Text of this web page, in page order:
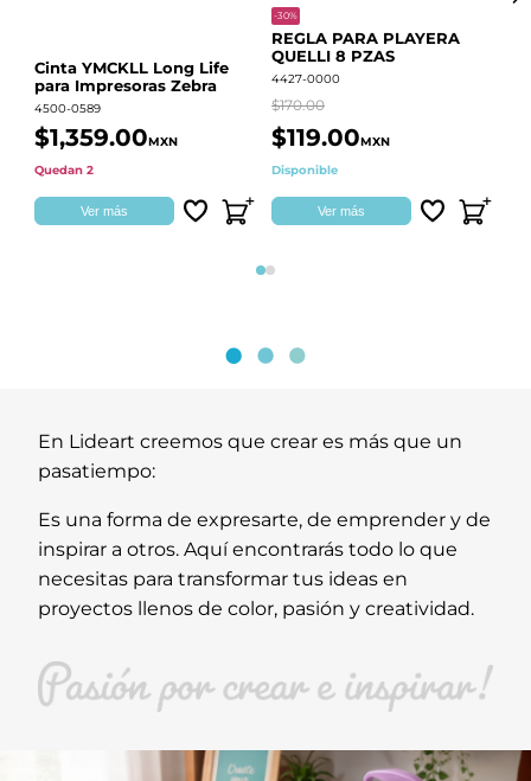
Cinta YMCKLL Long Life
para Impresoras Zebra
4500-0589
$1,359.00MXN
Quedan 2
Ver más
-30%
REGLA PARA PLAYERA
QUELLI 8 PZAS
4427-0000
$170.00
$119.00MXN
Disponible
Ver más
Página 1
Página 2
En Lideart creemos que crear es más que un
pasatiempo:
Es una forma de expresarte, de emprender y de
inspirar a otros. Aquí encontrarás todo lo que
necesitas para transformar tus ideas en
proyectos llenos de color, pasión y creatividad.